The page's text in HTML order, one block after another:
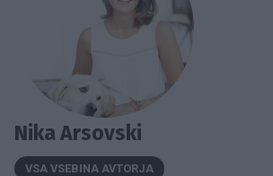
Nika Arsovski
VSA VSEBINA AVTORJA